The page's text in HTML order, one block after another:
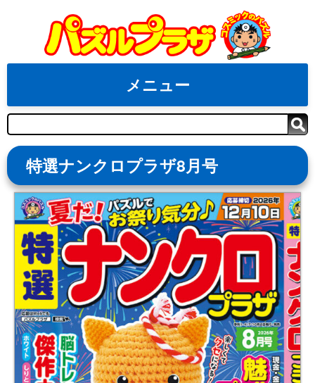
content
メニュー
検
索
特選ナンクロプラザ8月号